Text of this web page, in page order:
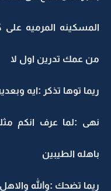
المسكينه المرميه
من عمك تدرين اول لا
ريما توها تذكر :ايه
نهى :لما عرف انكم
باهله الطيبين
ريما تضحك :والله